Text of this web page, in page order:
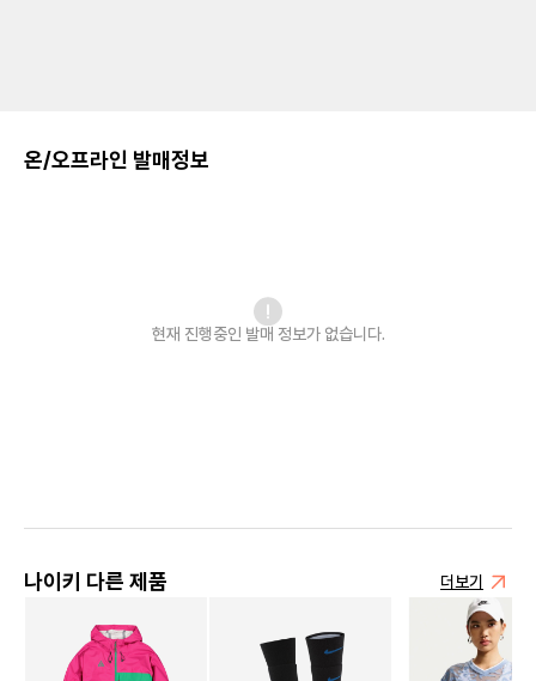
온/오프라인 발매정보
현재 진행중인 발매 정보가 없습니다.
나이키 다른 제품 더보기